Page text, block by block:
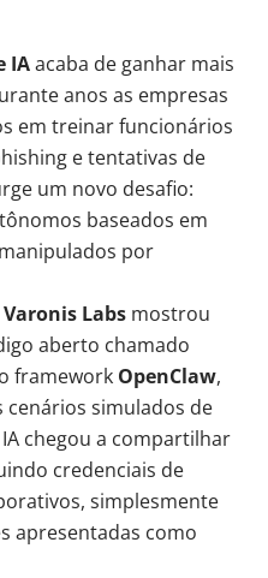
IAacaba de ganhar mais
anos as empresas
em treinar funcionários
e tentativas de
um novo desafio:
baseados em
por
Varonis Labs mostrou
aberto chamado
framework OpenClaw,
simulados de
chegou a compartilhar
credenciais de
simplesmente
apresentadas como